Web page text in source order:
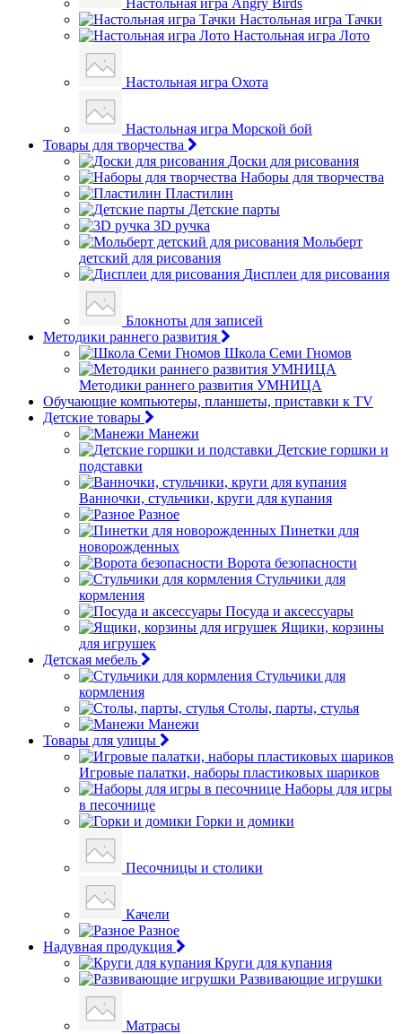
Настольная игра Angry Birds
Настольная игра Тачки
Настольная игра Лото
Настольная игра Охота
Настольная игра Морской бой
Товары для творчества
Доски для рисования
Наборы для творчества
Пластилин
Детские парты
3D ручка
Мольберт
детский для рисования
Дисплеи для рисования
Блокноты для записей
Методики раннего развития
Школа Семи Гномов
Методики раннего развития УМНИЦА
Обучающие компьютеры, планшеты, приставки к TV
Детские товары
Манежи
Детские горшки и
подставки
Ванночки, стульчики, круги для купания
Разное
Пинетки для
новорожденных
Ворота безопасности
Стульчики для
кормления
Посуда и аксессуары
Ящики, корзины
для игрушек
Детская мебель
Стульчики для
кормления
Столы, парты, стулья
Манежи
Товары для улицы
Игровые палатки, наборы пластиковых шариков
Наборы для игры
в песочнице
Горки и домики
Песочницы и столики
Качели
Разное
Надувная продукция
Круги для купания
Развивающие игрушки
Матрасы